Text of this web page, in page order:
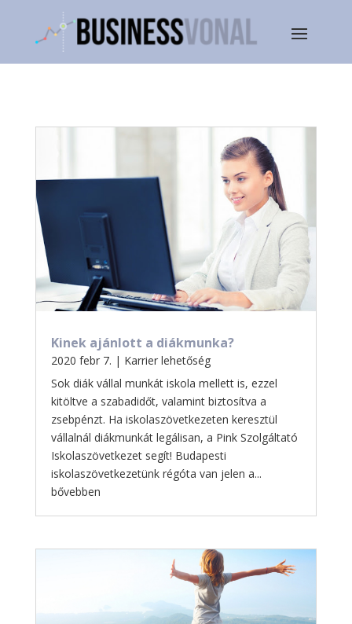
Kinek ajánlott a diákmunka?
2020 febr 7. | Karrier lehetőség
Sok diák vállal munkát iskola mellett is, ezzel
kitöltve a szabadidőt, valamint biztosítva a
zsebpénzt. Ha iskolaszövetkezeten keresztül
vállalnál diákmunkát legálisan, a Pink Szolgáltató
Iskolaszövetkezet segít! Budapesti
iskolaszövetkezetünk régóta van jelen a...
bővebben